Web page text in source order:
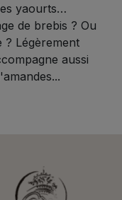
yaourts…
de brebis ? Ou
? Légèrement
aussi